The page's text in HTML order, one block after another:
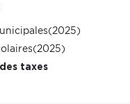
(2025)
(2025)
taxes